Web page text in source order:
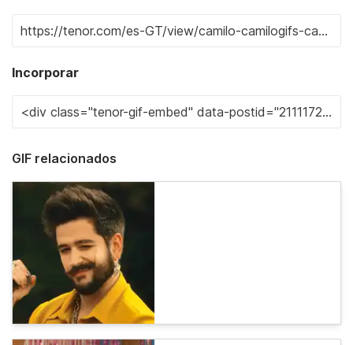
Incorporar
GIF relacionados